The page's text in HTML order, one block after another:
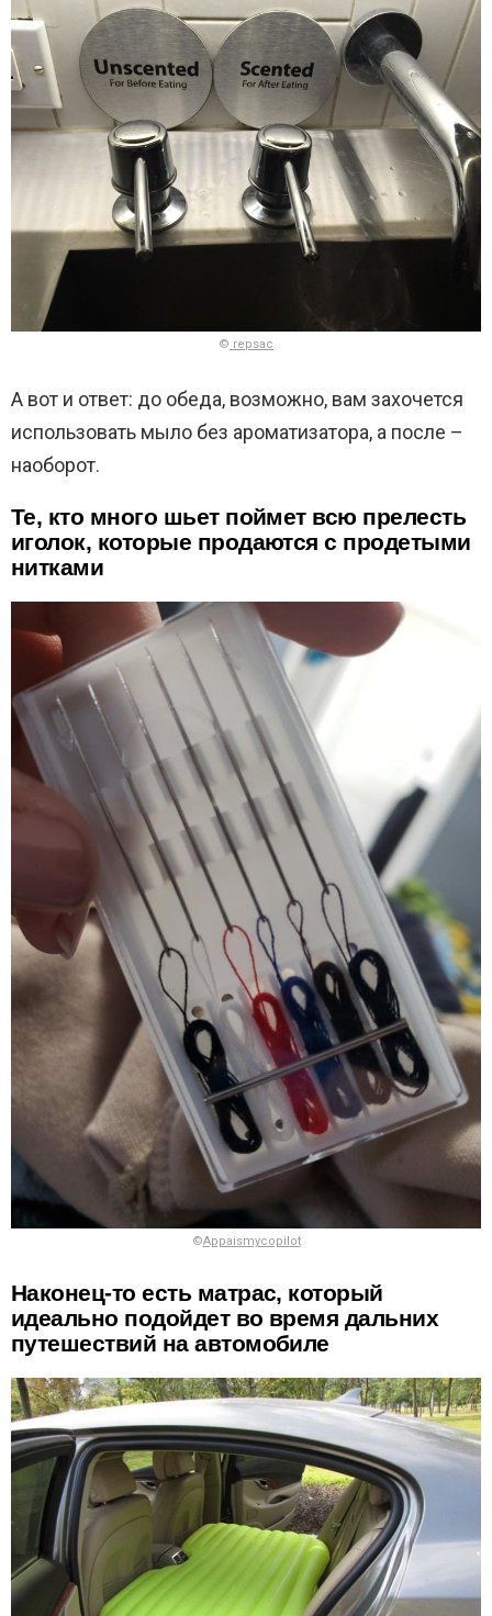
© repsac
А вот и ответ: до обеда, возможно, вам захочется
использовать мыло без ароматизатора, а после –
наоборот.
Те, кто много шьет поймет всю прелесть
иголок, которые продаются с продетыми
нитками
©Appaismycopilot
Наконец-то есть матрас, который
идеально подойдет во время дальних
путешествий на автомобиле